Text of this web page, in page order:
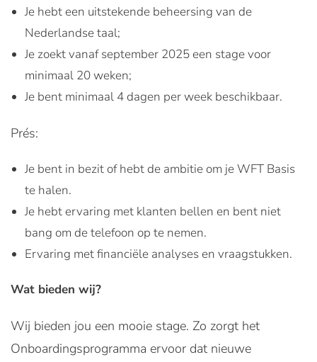
Je hebt een uitstekende beheersing van de
Nederlandse taal;
Je zoekt vanaf september 2025 een stage voor
minimaal 20 weken;
Je bent minimaal 4 dagen per week beschikbaar.
Prés:
Je bent in bezit of hebt de ambitie om je WFT Basis
te halen.
Je hebt ervaring met klanten bellen en bent niet
bang om de telefoon op te nemen.
Ervaring met financiële analyses en vraagstukken.
Wat bieden wij?
Wij bieden jou een mooie stage. Zo zorgt het
Onboardingsprogramma ervoor dat nieuwe